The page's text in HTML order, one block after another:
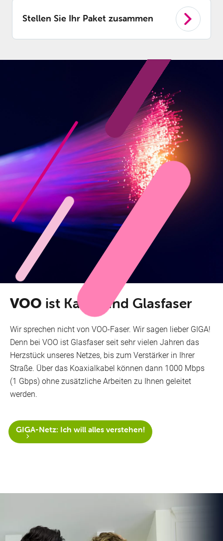
Stellen Sie Ihr Paket zusammen
VOO ist Kabel und Glasfaser
Wir sprechen nicht von VOO-Faser. Wir sagen lieber GIGA!
Denn bei VOO ist Glasfaser seit sehr vielen Jahren das
Herzstück unseres Netzes, bis zum Verstärker in Ihrer
Straße. Über das Koaxialkabel können dann 1000 Mbps
(1 Gbps) ohne zusätzliche Arbeiten zu Ihnen geleitet
werden.
GIGA-Netz: Ich will alles verstehen!